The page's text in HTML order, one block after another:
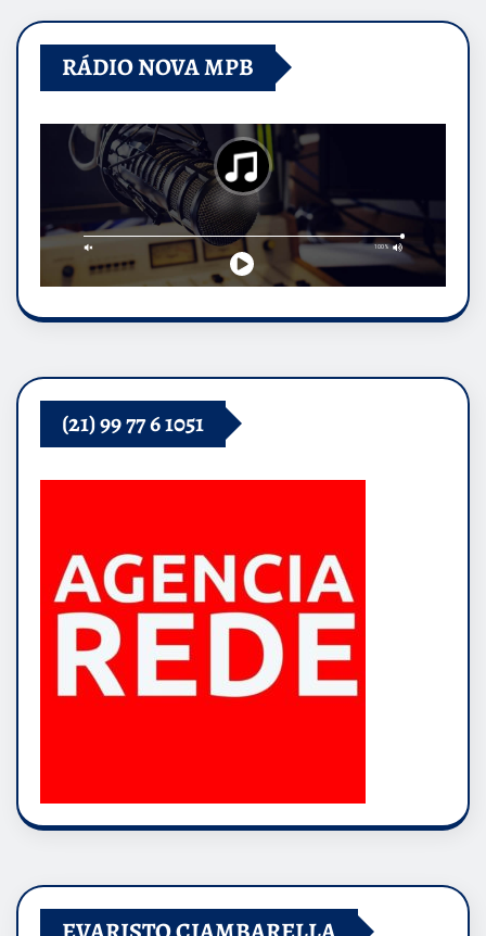
RÁDIO NOVA MPB
(21) 99 77 6 1051